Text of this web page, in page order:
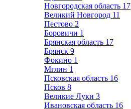
Новгородская область 17
Великий Новгород 11
Пестово 2
Боровичи 1
Брянская область 17
Брянск 9
Фокино 1
Мглин 1
Псковская область 16
Псков 8
Великие Луки 3
Ивановская область 16